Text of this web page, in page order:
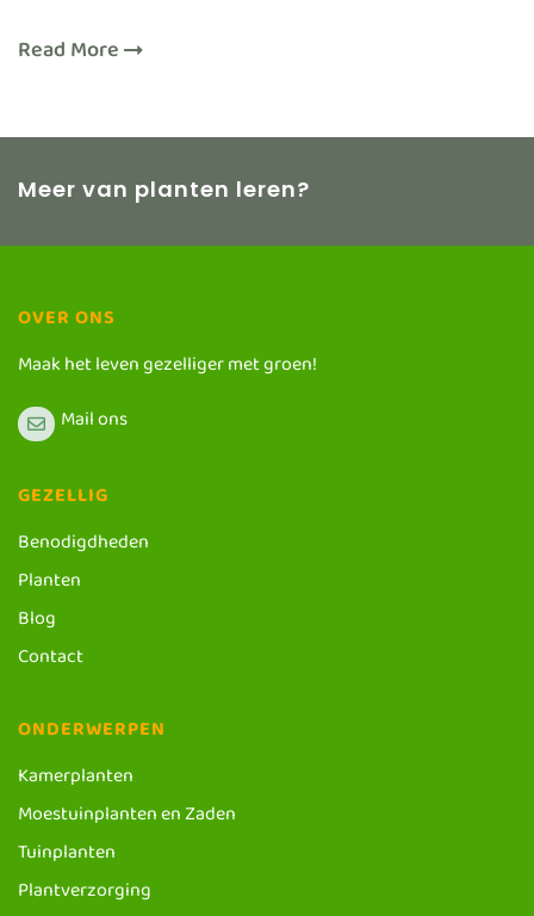
Read More
Meer van planten leren?
OVER ONS
Maak het leven gezelliger met groen!
Mail ons
GEZELLIG
Benodigdheden
Planten
Blog
Contact
ONDERWERPEN
Kamerplanten
Moestuinplanten en Zaden
Tuinplanten
Plantverzorging